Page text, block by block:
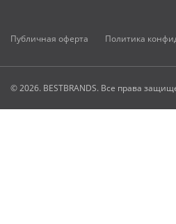
Публичная оферта Политика
© 2026. BESTBRANDS. Все права